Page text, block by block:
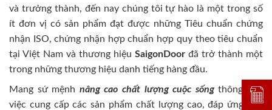
và trưởng thành, đến nay chúng tôi tự hào là một trong số
ít đơn vị có sản phẩm đạt được những Tiêu chuẩn chứng
nhận ISO, chứng nhận hợp chuẩn hợp quy theo tiêu chuẩn
tại Việt Nam và thương hiệu SaigonDoor đã trở thành một
trong những thương hiệu danh tiếng hàng đầu.
Mang sứ mệnh nâng cao chất lượng cuộc sốngthông qua
việc cung cấp các sản phẩm chất lượng cao, đáp ứng mọi
Đặt